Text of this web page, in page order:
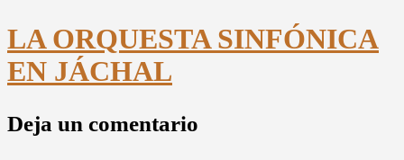
LA ORQUESTA SINFÓNICA
EN JÁCHAL
Deja un comentario